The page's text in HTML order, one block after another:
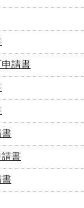
請書
書
書
書